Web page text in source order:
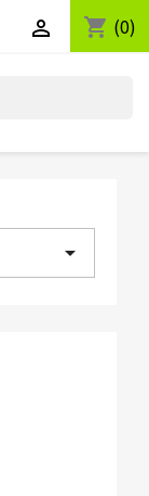
shopping_cart (0)

arrow_drop_down